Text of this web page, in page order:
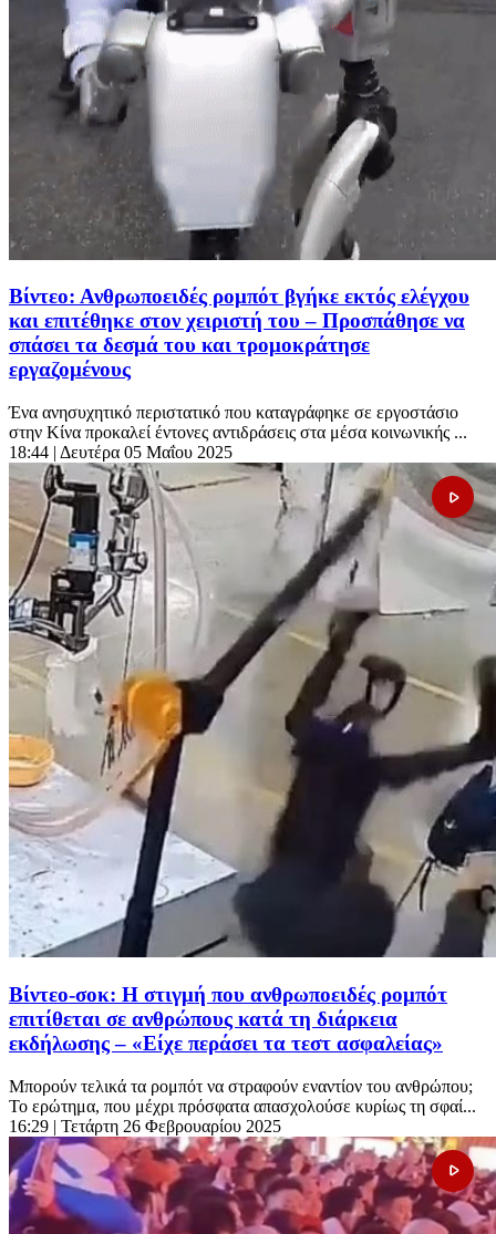
Βίντεο: Ανθρωποειδές ρομπότ βγήκε εκτός ελέγχου
και επιτέθηκε στον χειριστή του – Προσπάθησε να
σπάσει τα δεσμά του και τρομοκράτησε
εργαζομένους
Ένα ανησυχητικό περιστατικό που καταγράφηκε σε εργοστάσιο
στην Κίνα προκαλεί έντονες αντιδράσεις στα μέσα κοινωνικής ...
18:44 | Δευτέρα 05 Μαΐου 2025
Βίντεο-σοκ: Η στιγμή που ανθρωποειδές ρομπότ
επιτίθεται σε ανθρώπους κατά τη διάρκεια
εκδήλωσης – «Είχε περάσει τα τεστ ασφαλείας»
Μπορούν τελικά τα ρομπότ να στραφούν εναντίον του ανθρώπου;
Το ερώτημα, που μέχρι πρόσφατα απασχολούσε κυρίως τη σφαί...
16:29 | Τετάρτη 26 Φεβρουαρίου 2025